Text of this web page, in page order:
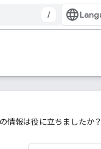
/
情報は役に立ちましたか？